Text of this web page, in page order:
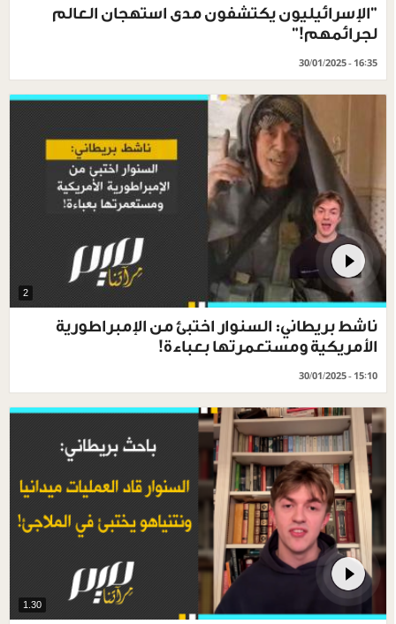
"الإسرائيليون يكتشفون مدى استهجان العالم
لجرائمهم!"
30/01/2025 - 16:35
2
ناشط بريطاني: السنوار اختبئ من الإمبراطورية
الأمريكية ومستعمرتها بعباءة!
30/01/2025 - 15:10
1.30